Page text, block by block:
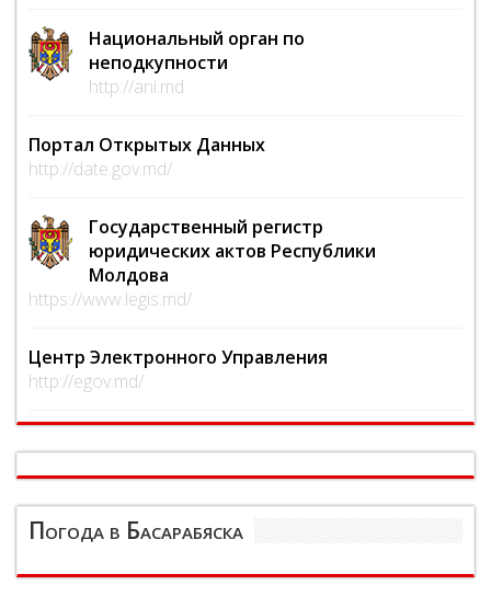
Национальный орган по
неподкупности
http://ani.md
Портал Открытых Данных
http://date.gov.md/
Государственный регистр
юридических актов Республики
Молдова
https://www.legis.md/
Центр Электронного Управления
http://egov.md/
Погода в Басарабяска